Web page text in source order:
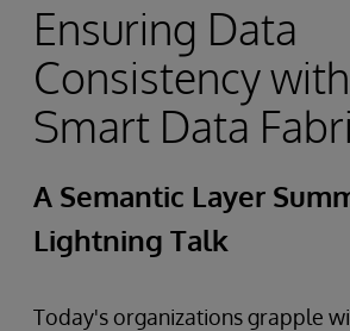
Ensuring Data
Consistency
Smart Data
A Semantic Layer
Lightning Talk
Today's organizations grapple